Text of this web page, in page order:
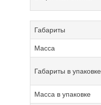
Габариты
Масса
Габариты в упаковке
Масса в упаковке